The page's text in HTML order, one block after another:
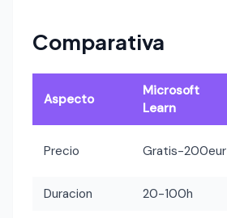
Comparativa
Aspecto
Microsoft
Learn
Precio Gratis-200eur
Duracion 20-100h